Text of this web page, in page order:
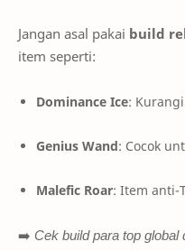
Jangan asal pakai build
item seperti:
Dominance Ice:
Genius Wand: Cocok
Malefic Roar: Item anti-
➡️ Cek build para top